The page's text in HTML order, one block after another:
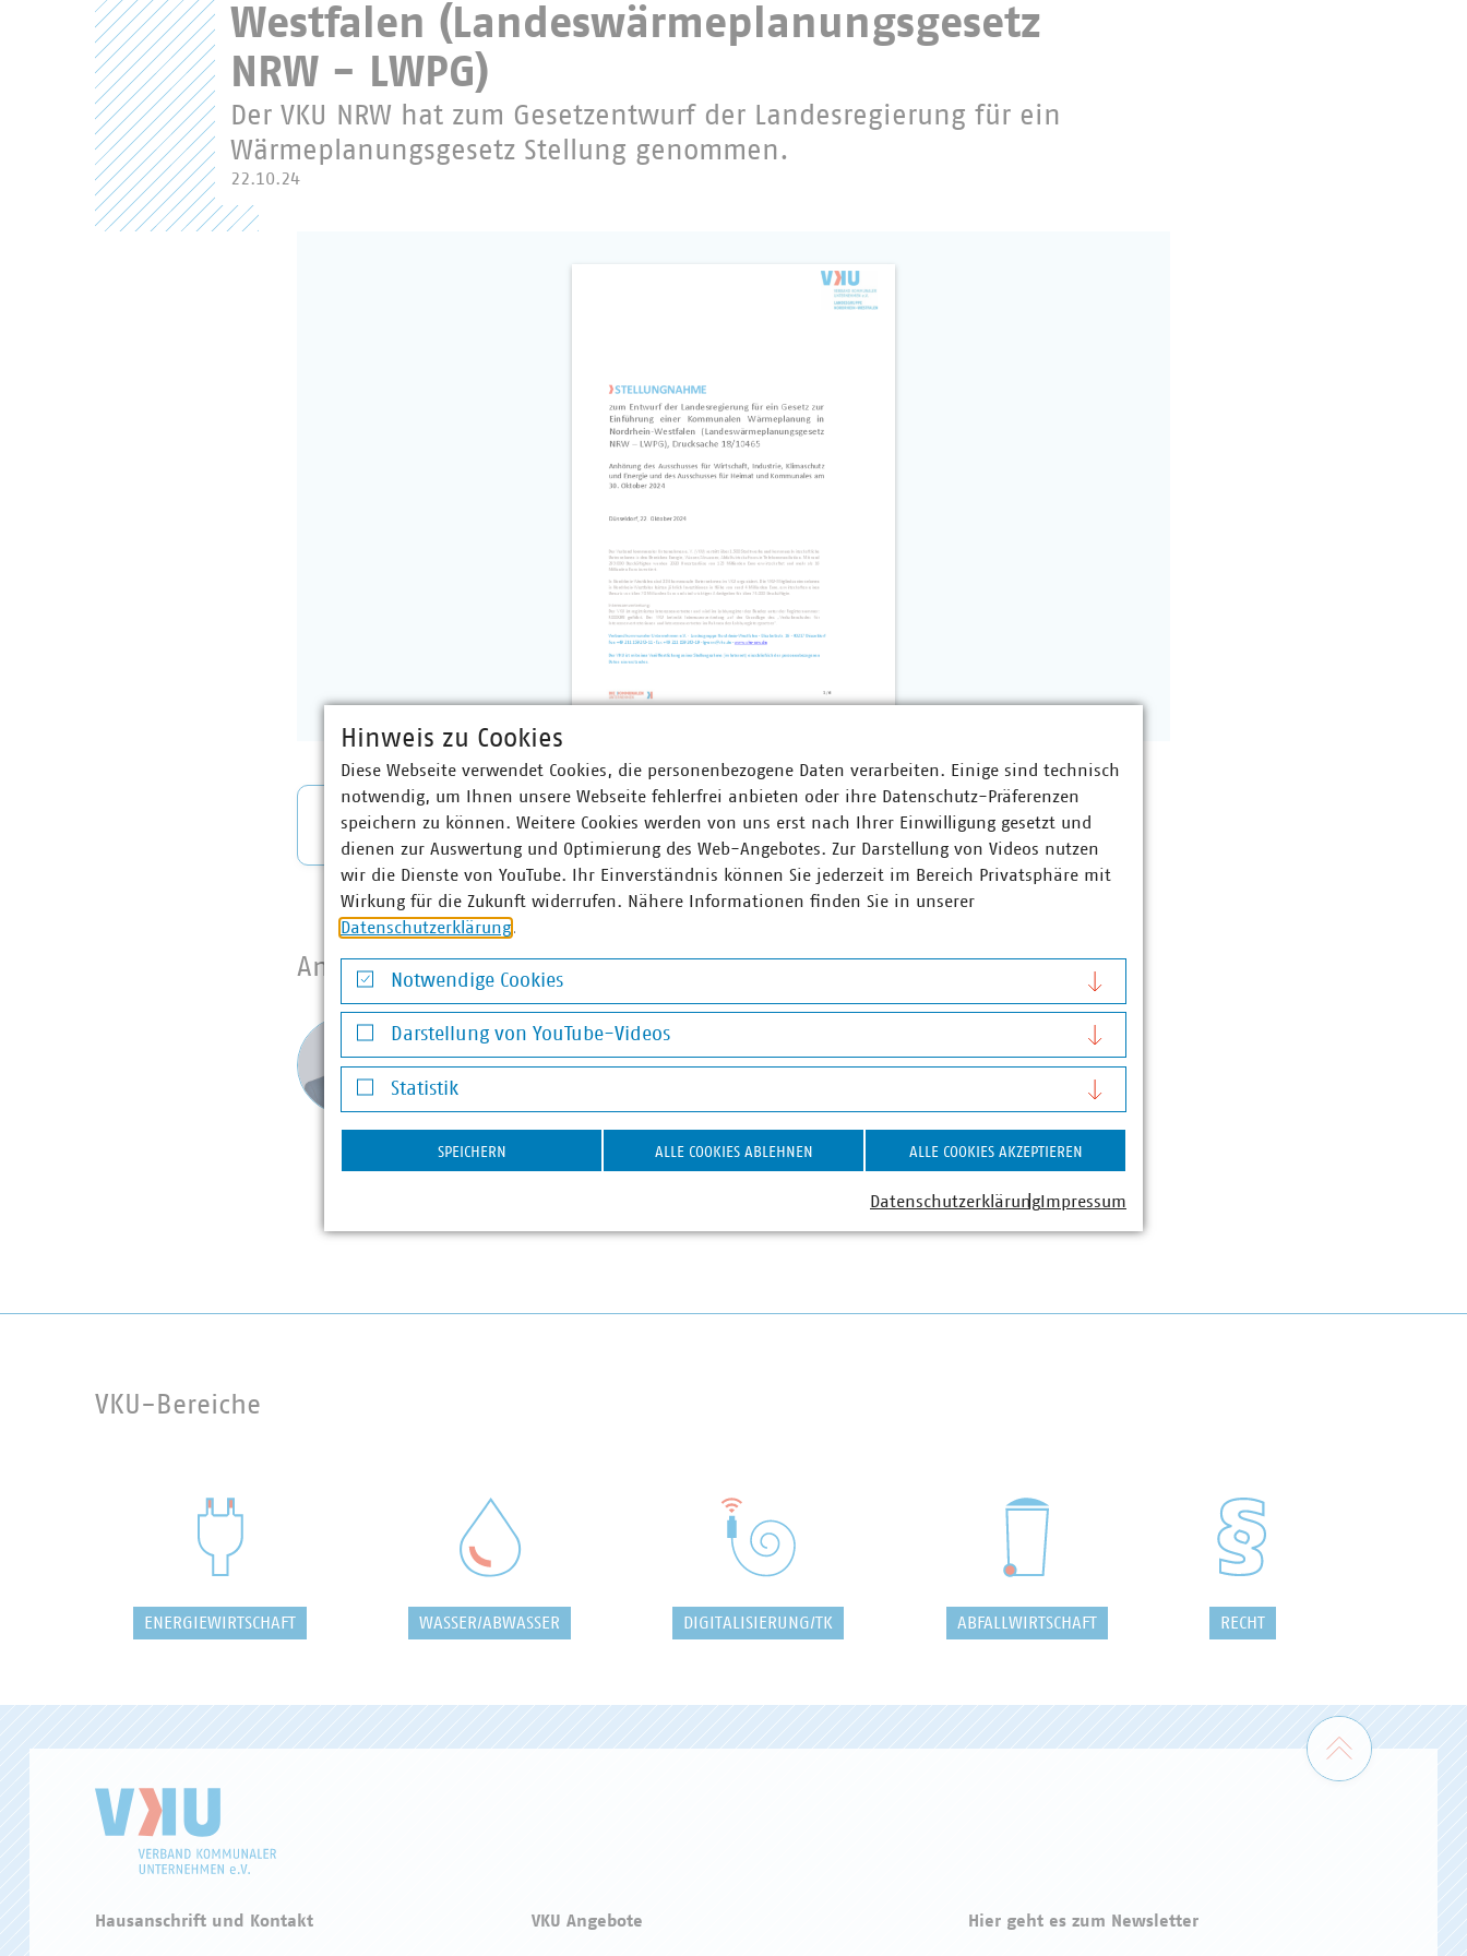
Westfalen (Landeswärmeplanungsgesetz
NRW - LWPG)
Der VKU NRW hat zum Gesetzentwurf der Landesregierung für ein
Wärmeplanungsgesetz Stellung genommen.
22.10.24
Download
Ansprechpartner
Simon Schnepper
Referent
+49 211 159243-14
schnepper(at)vku(dot)de
VKU-Bereiche
ENERGIEWIRTSCHAFT WASSER/ABWASSER DIGITALISIERUNG/TK ABFALLWIRTSCHAFT RECHT
Zum
Hausanschrift und Kontakt VKU Angebote Hier geht es zum Newsletter
Hinweis zu Cookies
Diese Webseite verwendet Cookies, die personenbezogene Daten verarbeiten. Einige sind technisch
notwendig, um Ihnen unsere Webseite fehlerfrei anbieten oder ihre Datenschutz-Präferenzen
speichern zu können. Weitere Cookies werden von uns erst nach Ihrer Einwilligung gesetzt und
dienen zur Auswertung und Optimierung des Web-Angebotes. Zur Darstellung von Videos nutzen
wir die Dienste von YouTube. Ihr Einverständnis können Sie jederzeit im Bereich Privatsphäre mit
Wirkung für die Zukunft widerrufen. Nähere Informationen finden Sie in unserer
Datenschutzerklärung.
Notwendige Cookies
Notwendige Cookies
Darstellung von YouTube-Videos
Darstellung von YouTube-Videos
Statistik
Statistik
SPEICHERN ALLE COOKIES ABLEHNEN ALLE COOKIES AKZEPTIEREN
DatenschutzerklärungImpressum